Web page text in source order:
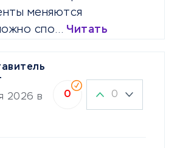
меняются
спо… Читать
2026 в
0 0